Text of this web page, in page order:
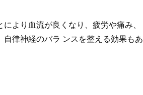
より血流が良くなり、疲労や痛み、
律神経のバラ ンスを整える効果もあ